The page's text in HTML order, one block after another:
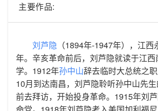
主要作品:
刘芦隐 （1894年-1947年），江
年。辛亥革命前后，刘芦隐就读于江
学。1912年孙中山辞去临时大总统之职
10月到达南昌，刘芦隐聆听孙中山先
前去拜访，开始投身革命。1915年刘